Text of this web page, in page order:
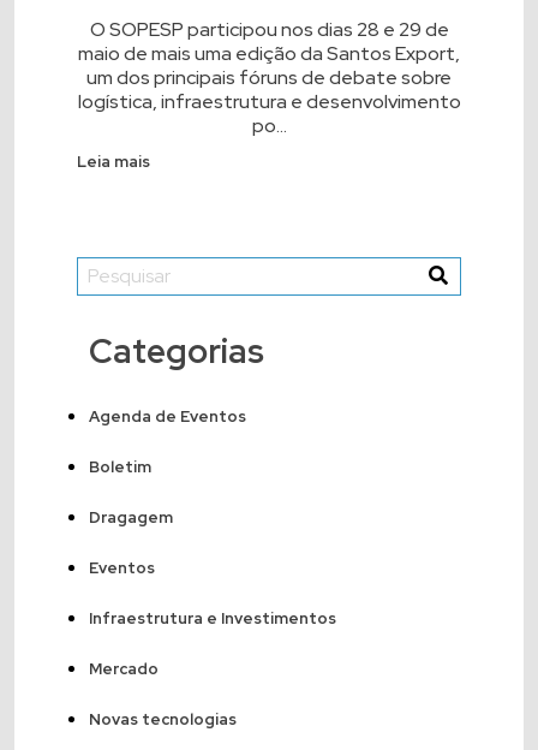
O SOPESP participou nos dias 28 e 29 de
maio de mais uma edição da Santos Export,
um dos principais fóruns de debate sobre
logística, infraestrutura e desenvolvimento
po...
Leia mais
Categorias
Agenda de Eventos
Boletim
Dragagem
Eventos
Infraestrutura e Investimentos
Mercado
Novas tecnologias